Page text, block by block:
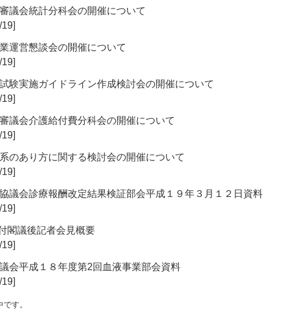
議会統計分科会の開催について
運営懇談会の開催について
験実施ガイドライン作成検討会の開催について
議会介護給付費分科会の開催について
のあり方に関する検討会の開催について
議会診療報酬改定結果検証部会平成１９年３月１２日資料
閣議後記者会見概要
会平成１８年度第2回血液事業部会資料
す。